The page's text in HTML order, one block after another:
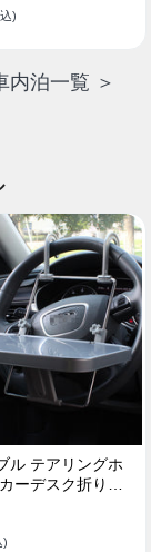
)
内泊一覧 ＞
ル テアリングホ
ーデスク折りた
ン 食事 物置
)